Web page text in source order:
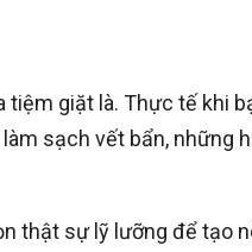
giặt là. Thực tế khi
sạch vết bẩn, những
thật sự lỹ lưỡng để tạo